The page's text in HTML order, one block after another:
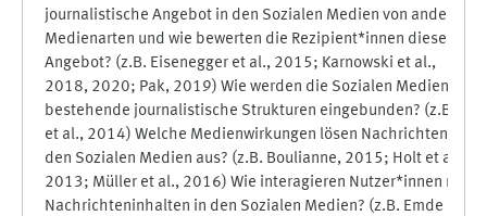
journalistische Angebot in den Sozialen Medien von anderen
Medienarten und wie bewerten die Rezipient*innen dieses
Angebot? (z.B. Eisenegger et al., 2015; Karnowski et al.,
2018, 2020; Pak, 2019) Wie werden die Sozialen Medien in
bestehende journalistische Strukturen eingebunden? (z.B. Ju
et al., 2014) Welche Medienwirkungen lösen Nachrichten in
den Sozialen Medien aus? (z.B. Boulianne, 2015; Holt et al.,
2013; Müller et al., 2016) Wie interagieren Nutzer*innen mit
Nachrichteninhalten in den Sozialen Medien? (z.B. Emde &